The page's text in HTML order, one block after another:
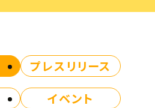
プレスリリース
イベント